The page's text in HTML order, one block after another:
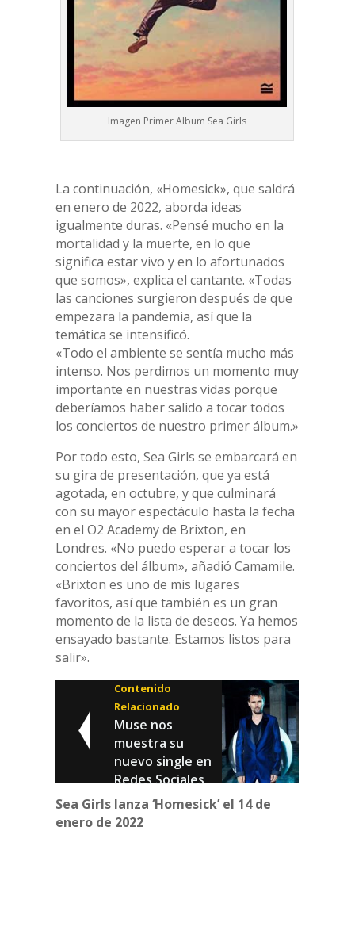
Imagen Primer Album Sea Girls
La continuación, «Homesick», que saldrá
en enero de 2022, aborda ideas
igualmente duras. «Pensé mucho en la
mortalidad y la muerte, en lo que
significa estar vivo y en lo afortunados
que somos», explica el cantante. «Todas
las canciones surgieron después de que
empezara la pandemia, así que la
temática se intensificó.
«Todo el ambiente se sentía mucho más
intenso. Nos perdimos un momento muy
importante en nuestras vidas porque
deberíamos haber salido a tocar todos
los conciertos de nuestro primer álbum.»
Por todo esto, Sea Girls se embarcará en
su gira de presentación, que ya está
agotada, en octubre, y que culminará
con su mayor espectáculo hasta la fecha
en el O2 Academy de Brixton, en
Londres. «No puedo esperar a tocar los
conciertos del álbum», añadió Camamile.
«Brixton es uno de mis lugares
favoritos, así que también es un gran
momento de la lista de deseos. Ya hemos
ensayado bastante. Estamos listos para
salir».
Contenido
Relacionado
Muse nos
muestra su
nuevo single en
Redes Sociales
Sea Girls lanza ‘Homesick’ el 14 de
enero de 2022